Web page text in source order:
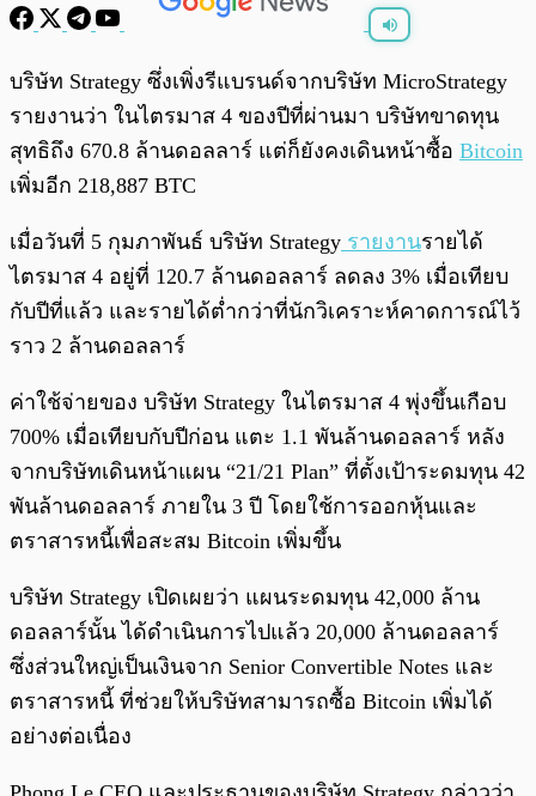
บริษัท Strategy ซึ่งเพิ่งรีแบรนด์จากบริษัท MicroStrategy
รายงานว่า ในไตรมาส 4 ของปีที่ผ่านมา บริษัทขาดทุน
สุทธิถึง 670.8 ล้านดอลลาร์ แต่ก็ยังคงเดินหน้าซื้อ Bitcoin
เพิ่มอีก 218,887 BTC
เมื่อวันที่ 5 กุมภาพันธ์ บริษัท Strategy รายงานรายได้
ไตรมาส 4 อยู่ที่ 120.7 ล้านดอลลาร์ ลดลง 3% เมื่อเทียบ
กับปีที่แล้ว และรายได้ต่ำกว่าที่นักวิเคราะห์คาดการณ์ไว้
ราว 2 ล้านดอลลาร์
ค่าใช้จ่ายของ บริษัท Strategy ในไตรมาส 4 พุ่งขึ้นเกือบ
700% เมื่อเทียบกับปีก่อน แตะ 1.1 พันล้านดอลลาร์ หลัง
จากบริษัทเดินหน้าแผน “21/21 Plan” ที่ตั้งเป้าระดมทุน 42
พันล้านดอลลาร์ ภายใน 3 ปี โดยใช้การออกหุ้นและ
ตราสารหนี้เพื่อสะสม Bitcoin เพิ่มขึ้น
บริษัท Strategy เปิดเผยว่า แผนระดมทุน 42,000 ล้าน
ดอลลาร์นั้น ได้ดำเนินการไปแล้ว 20,000 ล้านดอลลาร์
ซึ่งส่วนใหญ่เป็นเงินจาก Senior Convertible Notes และ
ตราสารหนี้ ที่ช่วยให้บริษัทสามารถซื้อ Bitcoin เพิ่มได้
อย่างต่อเนื่อง